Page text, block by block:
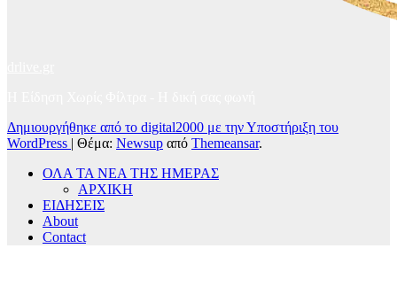
Δημιουργήθηκε από το digital2000 με την Υποστήριξη του
WordPress | Θέμα: Newsup από Themeansar.
ΟΛΑ ΤΑ ΝΕΑ ΤΗΣ ΗΜΕΡΑΣ
ΑΡΧΙΚΗ
ΕΙΔΗΣΕΙΣ
About
Contact